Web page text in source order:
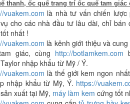
thanh, ốc quế trang trí ốc quế tam
vuakem.com là nhà tư vấn chiến lược
cho các nhà đầu tư lâu dài, chỉ
nhất !
vuakem.com là kênh giới thiệu và
giác, cùng http://botlamkem.com
Taylor nhập khẩu từ Mỹ / Ý.
vuakem.com là thế giới kem ngon
nhập khẩu từ Mỹ, Ý. https://
xuất tại Mỹ, máy làm kem cứng tốt